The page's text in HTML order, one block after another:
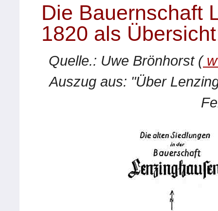
Die Bauernschaft
1820 als
Quelle.: Uwe Brönhorst (
Auszug aus: "Über